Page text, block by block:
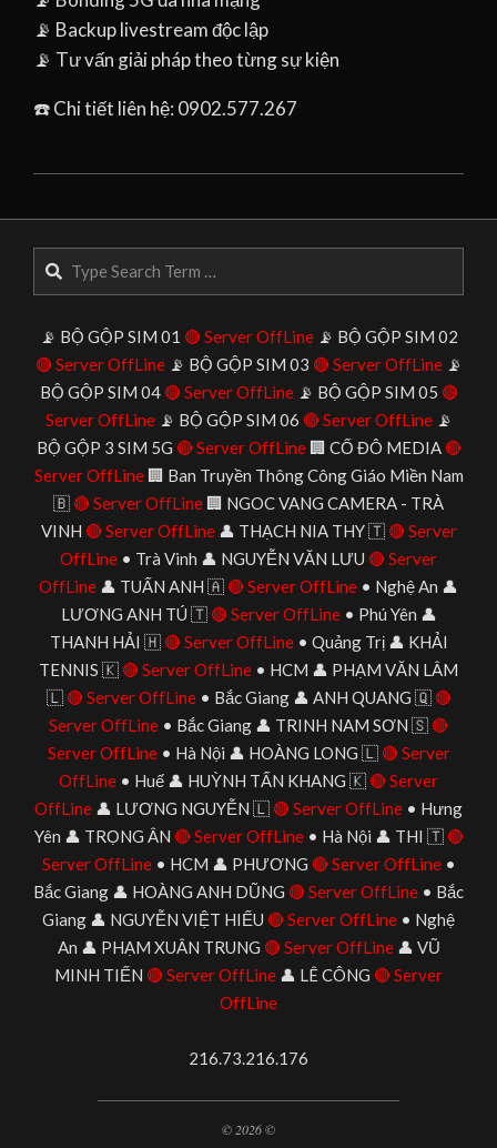
📡 Backup livestream độc lập
📡 Tư vấn giải pháp theo từng sự kiện
☎️ Chi tiết liên hệ: 0902.577.267
06-
📡 BỘ GỘP SIM 01 🔴 Server OffLine📡 BỘ GỘP SIM 02
🔴 Server OffLine📡 BỘ GỘP SIM 03 🔴 Server OffLine📡
BỘ GỘP SIM 04 🔴 Server OffLine📡 BỘ GỘP SIM 05 🔴
Server OffLine📡 BỘ GỘP SIM 06 🔴 Server OffLine📡
BỘ GỘP 3 SIM 5G 🔴 Server OffLine🏢 CỐ ĐÔ MEDIA 🔴
Server OffLine🏢 Ban Truyền Thông Công Giáo Miền Nam
🇧 🔴 Server OffLine 🏢 NGOC VANG CAMERA - TRÀ
VINH 🔴 Server OffLine👤 THẠCH NIA THY 🇹 🔴 Server
OffLine • Trà Vinh 👤 NGUYỄN VĂN LƯU 🔴 Server
OffLine 👤 TUẤN ANH 🇦 🔴 Server OffLine • Nghệ An 👤
LƯƠNG ANH TÚ 🇹 🔴 Server OffLine• Phú Yên 👤
THANH HẢI 🇭 🔴 Server OffLine• Quảng Trị 👤 KHẢI
TENNIS 🇰 🔴 Server OffLine • HCM 👤 PHẠM VĂN LÂM
🇱 🔴 Server OffLine• Bắc Giang 👤 ANH QUANG 🇶 🔴
Server OffLine • Bắc Giang 👤 TRINH NAM SƠN 🇸 🔴
Server OffLine• Hà Nội 👤 HOÀNG LONG 🇱 🔴 Server
OffLine • Huế 👤 HUỲNH TẤN KHANG 🇰 🔴 Server
OffLine 👤 LƯƠNG NGUYỄN 🇱 🔴 Server OffLine • Hưng
Yên 👤 TRỌNG ÂN 🔴 Server OffLine• Hà Nội 👤 THI 🇹 🔴
Server OffLine• HCM 👤 PHƯƠNG 🔴 Server OffLine•
Bắc Giang 👤 HOÀNG ANH DŨNG 🔴 Server OffLine • Bắc
Giang 👤 NGUYỄN VIỆT HIẾU 🔴 Server OffLine • Nghệ
An 👤 PHẠM XUÂN TRUNG 🔴 Server OffLine👤 VŨ
MINH TIẾN 🔴 Server OffLine 👤 LÊ CÔNG 🔴 Server
OffLine
216.73.216.176
© 2026 ©